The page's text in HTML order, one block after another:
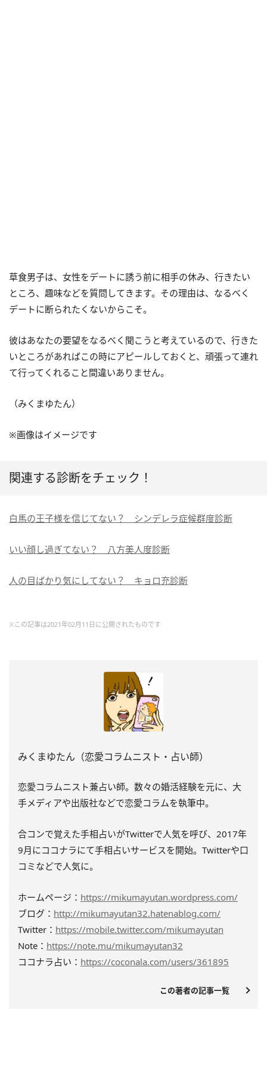
草食男子は、女性をデートに誘う前に相手の休み、行きたい
ところ、趣味などを質問してきます。その理由は、なるべく
デートに断られたくないからこそ。
彼はあなたの要望をなるべく聞こうと考えているので、行きた
いところがあればこの時にアピールしておくと、頑張って連れ
て行ってくれること間違いありません。
（みくまゆたん）
※画像はイメージです
関連する診断をチェック！
白馬の王子様を信じてない？ シンデレラ症候群度診断
いい顔し過ぎてない？ 八方美人度診断
人の目ばかり気にしてない？ キョロ充診断
※この記事は2021年02月11日に公開されたものです
みくまゆたん（恋愛コラムニスト・占い師）
恋愛コラムニスト兼占い師。数々の婚活経験を元に、大
手メディアや出版社などで恋愛コラムを執筆中。
合コンで覚えた手相占いがTwitterで人気を呼び、2017年
9月にココナラにて手相占いサービスを開始。Twitterや口
コミなどで人気に。
ホームページ： https://mikumayutan.wordpress.com/
ブログ： http://mikumayutan32.hatenablog.com/
Twitter： https://mobile.twitter.com/mikumayutan
Note： https://note.mu/mikumayutan32
ココナラ占い： https://coconala.com/users/361895
この著者の記事一覧